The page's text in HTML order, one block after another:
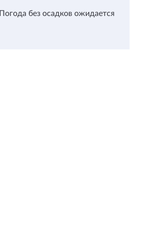
Погода без осадков ожидается